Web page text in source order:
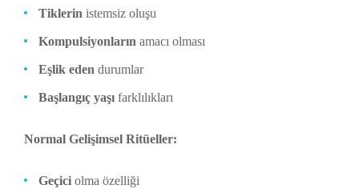
Tiklerin istemsiz oluşu
Kompulsiyonların amacı olması
Eşlik eden durumlar
Başlangıç yaşı farklılıkları
Normal Gelişimsel Ritüeller:
Geçici olma özelliği